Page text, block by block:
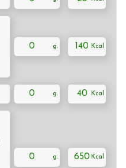
0 140
0 40
0 650